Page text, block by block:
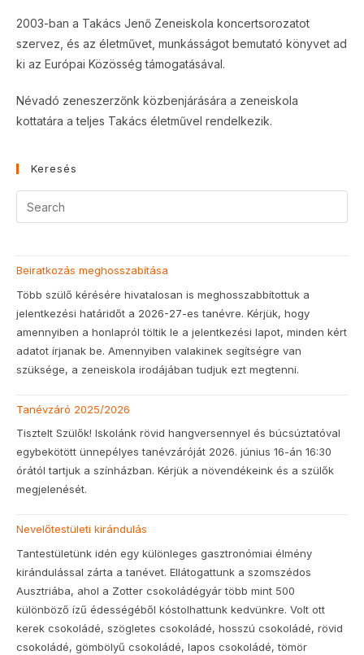
2003-ban a Takács Jenő Zeneiskola koncertsorozatot
szervez, és az életművet, munkásságot bemutató könyvet ad
ki az Európai Közösség támogatásával.
Névadó zeneszerzőnk közbenjárására a zeneiskola
kottatára a teljes Takács életművel rendelkezik.
Keresés
Beiratkozás meghosszabítása
Több szülő kérésére hivatalosan is meghosszabbítottuk a
jelentkezési határidőt a 2026-27-es tanévre. Kérjük, hogy
amennyiben a honlapról töltik le a jelentkezési lapot, minden kért
adatot írjanak be. Amennyiben valakinek segítségre van
szüksége, a zeneiskola irodájában tudjuk ezt megtenni.
Tanévzáró 2025/2026
Tisztelt Szülők! Iskolánk rövid hangversennyel és búcsúztatóval
egybekötött ünnepélyes tanévzáróját 2026. június 16-án 16:30
órától tartjuk a színházban. Kérjük a növendékeink és a szülők
megjelenését.
Nevelőtestületi kirándulás
Tantestületünk idén egy különleges gasztronómiai élmény
kirándulással zárta a tanévet. Ellátogattunk a szomszédos
Ausztriába, ahol a Zotter csokoládégyár több mint 500
különböző ízű édességéből kóstolhattunk kedvünkre. Volt ott
kerek csokoládé, szögletes csokoládé, hosszú csokoládé, rövid
csokoládé, gömbölyű csokoládé, lapos csokoládé, tömör